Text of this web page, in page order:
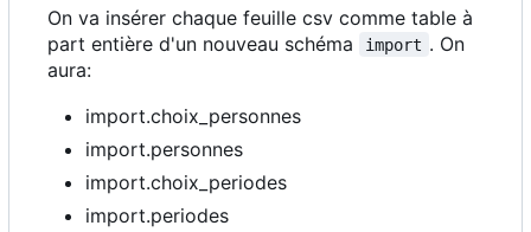
On va insérer chaque feuille csv comme table à
part entière d'un nouveau schéma
import . On
aura:
import.choix_personnes
import.personnes
import.choix_periodes
import.periodes